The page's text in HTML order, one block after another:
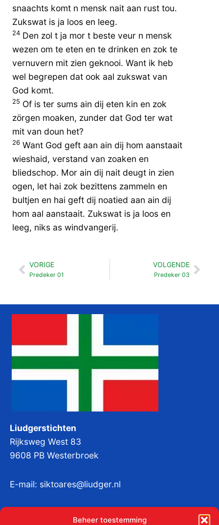
Beheer toestemming
snaachts komt n mensk nait aan rust tou.
Zukswat is ja loos en leeg.
24 Den zol t ja mor t beste veur n mensk
wezen om te eten en te drinken en zok te
vernuvern mit zien geknooi. Want ik heb
wel begrepen dat ook aal zukswat van
God komt.
25 Of is ter sums ain dij eten kin en zok
zörgen moaken, zunder dat God ter wat
mit van doun het?
26 Want God geft aan ain dij hom aanstaait
wieshaid, verstand van zoaken en
bliedschop. Mor ain dij nait deugt in zien
ogen, let hai zok bezittens zammeln en
bultjen en hai geft dij noatied aan ain dij
hom aal aanstaait. Zukswat is ja loos en
leeg, niks as windvangerij.
Vorige
VORIGE
Predeker 01
VOLGENDE
Predeker 03
Liudgerstichten
Rijksweg West 83
9608 PB Westerbroek
E-mail: siktoares@liudger.nl